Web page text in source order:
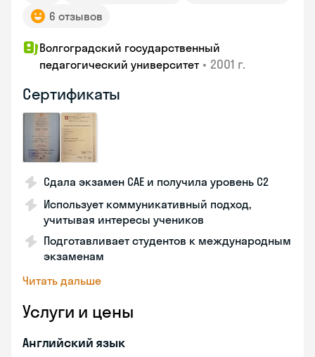
6 отзывов
Волгоградский государственный
педагогический университет • 2001 г.
Сертификаты
Сдала экзамен CAE и получила уровень С2
Использует коммуникативный подход,
учитывая интересы учеников
Подготавливает студентов к международным
экзаменам
Читать дальше
Услуги и цены
Английский язык